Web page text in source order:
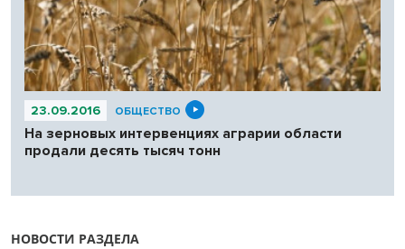
23.09.2016 ОБЩЕСТВО
На зерновых интервенциях аграрии области
продали десять тысяч тонн
НОВОСТИ РАЗДЕЛА